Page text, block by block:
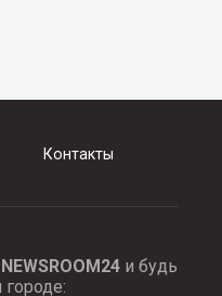
Контакты
и будь